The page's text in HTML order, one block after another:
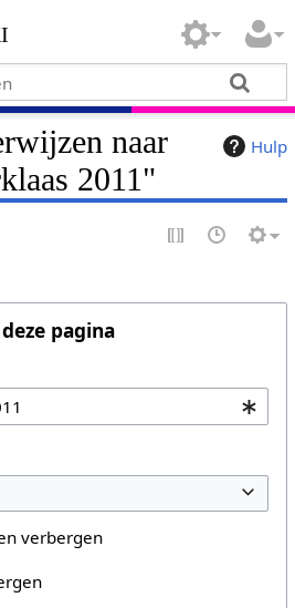
Hulp
naar
2011"
pagina
verbergen